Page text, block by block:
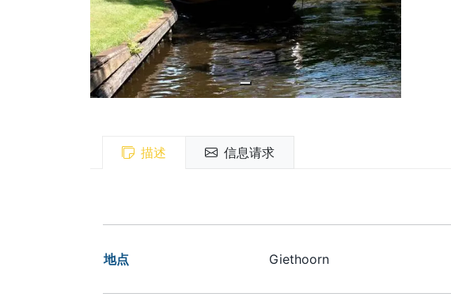
描述 信息请求
地点 Giethoorn